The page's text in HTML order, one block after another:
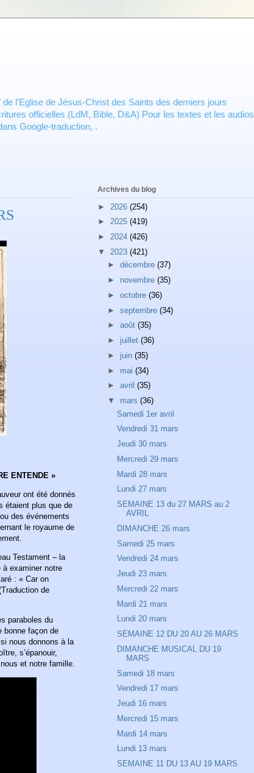
l'Eglise de Jésus-Christ des Saints des derniers jours
officielles (LdM, Bible, D&A) Pour les textes et les audios
Google-traduction, .
ENTENDE »
ont été donnés
étaient plus que de
des événements
le royaume de
Testament – la
à examiner notre
: « Car on
de
paraboles du
bonne façon de
nous donnons à la
s’épanouir,
et notre famille.
Archives du blog
► 2026 (254)
► 2025 (419)
► 2024 (426)
▼ 2023 (421)
► décembre (37)
► novembre (35)
► octobre (36)
► septembre (34)
► août (35)
► juillet (36)
► juin (35)
► mai (34)
► avril (35)
▼ mars (36)
Samedi 1er avril
Vendredi 31 mars
Jeudi 30 mars
Mercredi 29 mars
Mardi 28 mars
Lundi 27 mars
SEMAINE 13 du 27 MARS au 2
AVRIL
DIMANCHE 26 mars
Samedi 25 mars
Vendredi 24 mars
Jeudi 23 mars
Mercredi 22 mars
Mardi 21 mars
Lundi 20 mars
SEMAINE 12 DU 20 AU 26 MARS
DIMANCHE MUSICAL DU 19
MARS
Samedi 18 mars
Vendredi 17 mars
Jeudi 16 mars
Mercredi 15 mars
Mardi 14 mars
Lundi 13 mars
SEMAINE 11 DU 13 AU 19 MARS